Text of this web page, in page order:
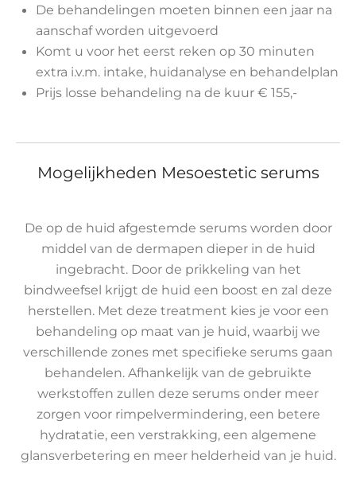
De behandelingen moeten binnen een jaar na
aanschaf worden uitgevoerd
Komt u voor het eerst reken op 30 minuten
extra i.v.m. intake, huidanalyse en behandelplan
Prijs losse behandeling na de kuur € 155,-
Mogelijkheden Mesoestetic serums
De op de huid afgestemde serums worden door
middel van de dermapen dieper in de huid
ingebracht. Door de prikkeling van het
bindweefsel krijgt de huid een boost en zal deze
herstellen. Met deze treatment kies je voor een
behandeling op maat van je huid, waarbij we
verschillende zones met specifieke serums gaan
behandelen. Afhankelijk van de gebruikte
werkstoffen zullen deze serums onder meer
zorgen voor rimpelvermindering, een betere
hydratatie, een verstrakking, een algemene
glansverbetering en meer helderheid van je huid.